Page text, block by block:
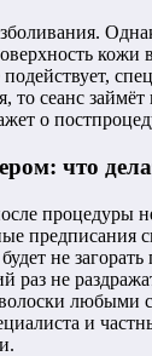
кожи
то сеанс
о
что
процедуры
предписания
не
не
волоски
и